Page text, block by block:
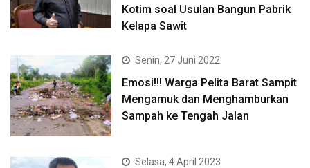
Kotim soal Usulan Bangun Pabrik
Kelapa Sawit
Senin, 27 Juni 2022
Emosi!!! Warga Pelita Barat Sampit
Mengamuk dan Menghamburkan
Sampah ke Tengah Jalan
Selasa, 4 April 2023